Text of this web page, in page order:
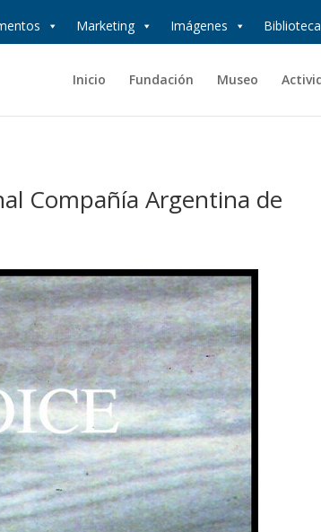
Marketing Imágenes Biblioteca
Inicio Fundación Museo
Compañía Argentina de